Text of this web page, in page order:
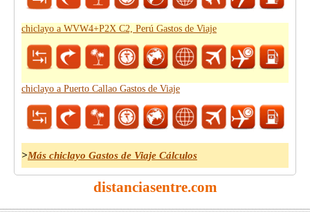
chiclayo a WVW4+P2X C2, Perú Gastos de Viaje
chiclayo a Puerto Callao Gastos de Viaje
>Más chiclayo Gastos de Viaje Cálculos
distanciasentre.com